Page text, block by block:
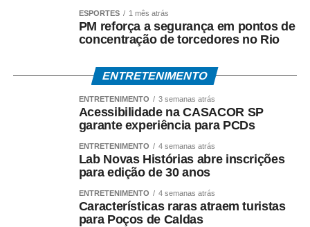
ESPORTES 1 mês atrás
PM reforça a segurança em pontos de
concentração de torcedores no Rio
ENTRETENIMENTO
ENTRETENIMENTO 3 semanas atrás
Acessibilidade na CASACOR SP
garante experiência para PCDs
ENTRETENIMENTO 4 semanas atrás
Lab Novas Histórias abre inscrições
para edição de 30 anos
ENTRETENIMENTO 4 semanas atrás
Características raras atraem turistas
para Poços de Caldas